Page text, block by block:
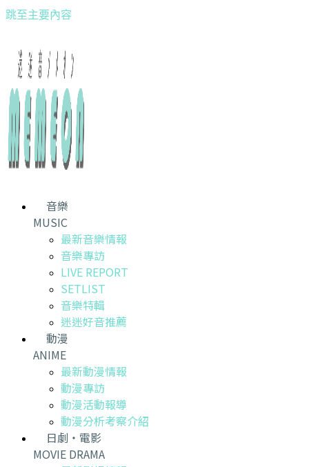
跳至主要內容
音樂
MUSIC
最新音樂情報
音樂專訪
LIVE REPORT
SETLIST
音樂特輯
迷迷好音推薦
動漫
ANIME
最新動漫情報
動漫專訪
動漫活動報導
動漫分析考察介紹
日劇・電影
MOVIE DRAMA